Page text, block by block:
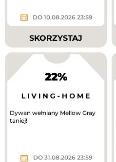
DO 10.08.2026 23:59
SKORZYSTAJ
22%
Dywan wełniany Mellow Gray
taniej!
DO 31.08.2026 23:59